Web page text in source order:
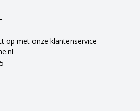
op met onze klantenservice